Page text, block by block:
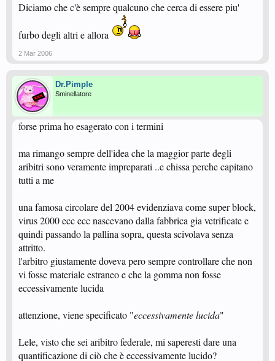
Diciamo che c'è sempre qualcuno che cerca di essere piu'
furbo degli altri e allora
2 Mar 2006
Dr.Pimple
Sminellatore
forse prima ho esagerato con i termini
ma rimango sempre dell'idea che la maggior parte degli
aribitri sono veramente impreparati ..e chissa perche capitano
tutti a me
una famosa circolare del 2004 evidenziava come super block,
virus 2000 ecc ecc nascevano dalla fabbrica gia vetrificate e
quindi passando la pallina sopra, questa scivolava senza
attritto.
l'arbitro giustamente doveva pero sempre controllare che non
vi fosse materiale estraneo e che la gomma non fosse
eccessivamente lucida
attenzione, viene specificato "eccessivamente lucida"
Lele, visto che sei aribitro federale, mi saperesti dare una
quantificazione di ciò che è eccessivamente lucido?